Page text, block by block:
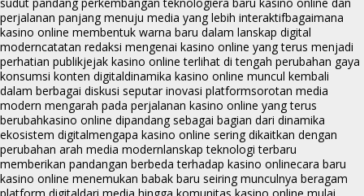
perjalanan panjang menuju media yang lebih interaktifbagaimana
kasino online membentuk warna baru dalam lanskap digital
moderncatatan redaksi mengenai kasino online yang terus menjadi
perhatian publikjejak kasino online terlihat di tengah perubahan gaya
konsumsi konten digitaldinamika kasino online muncul kembali
dalam berbagai diskusi seputar inovasi platformsorotan media
modern mengarah pada perjalanan kasino online yang terus
berubahkasino online dipandang sebagai bagian dari dinamika
ekosistem digitalmengapa kasino online sering dikaitkan dengan
perubahan arah media modernlanskap teknologi terbaru
memberikan pandangan berbeda terhadap kasino onlinecara baru
kasino online menemukan babak baru seiring munculnya beragam